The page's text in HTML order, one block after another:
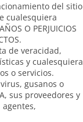
del sitio
cualesquiera
O PERJUICIOS
de veracidad,
y cualesquiera
o servicios.
gusanos o
sus proveedores y
agentes,